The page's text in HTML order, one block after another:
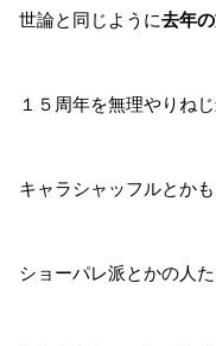
世論と同じように去年
１５周年を無理やりね
キャラシャッフルとか
ショーパレ派とかの人